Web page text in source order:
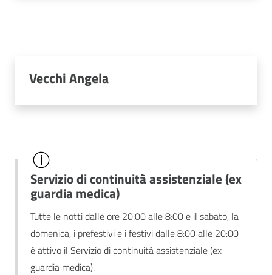
Vecchi Angela
Servizio di continuità assistenziale (ex
guardia medica)
Tutte le notti dalle ore 20:00 alle 8:00 e il sabato, la
domenica, i prefestivi e i festivi dalle 8:00 alle 20:00
è attivo il Servizio di continuità assistenziale (ex
guardia medica).